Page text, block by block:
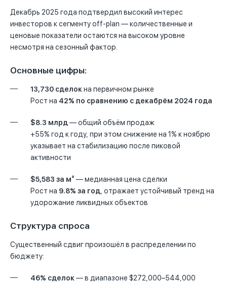
Декабрь 2025 года подтвердил высокий интерес
инвесторов к сегменту off-plan — количественные и
ценовые показатели остаются на высоком уровне
несмотря на сезонный фактор.
Основные цифры:
13,730 сделокна первичном рынке
Рост на 42% по сравнению с декабрём 2024 года
$8.3 млрд— общий объём продаж
+55% год к году, при этом снижение на 1% к ноябрю
указывает на стабилизацию после пиковой
активности
$5,583 за м² — медианная цена сделки
Рост на 9.8% за год , отражает устойчивый тренд на
удорожание ликвидных объектов
Структура спроса
Существенный сдвиг произошёл в распределении по
бюджету:
46% сделок— в диапазоне $272,000–544,000